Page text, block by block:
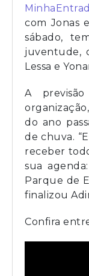
com Jonas
sábado,
juventude,
Lessa e
A
do ano
de chuva.
receber
sua
Parque de
finalizou
Confira